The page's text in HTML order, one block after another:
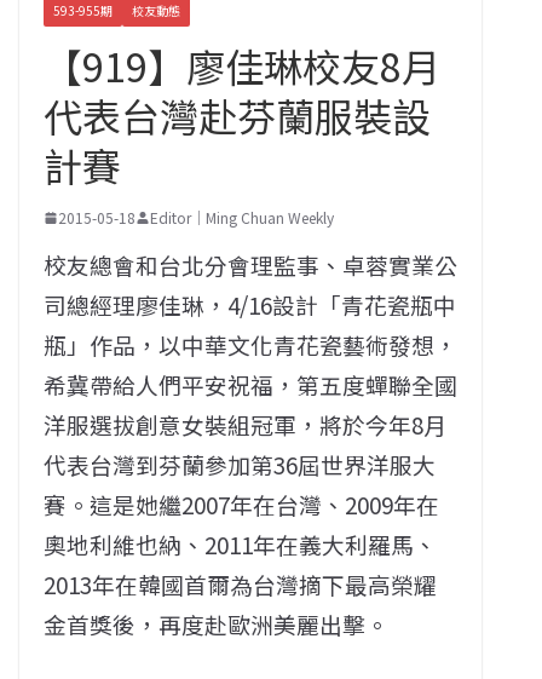
593-955期 校友動態
【919】廖佳琳校友8月
代表台灣赴芬蘭服裝設
計賽
2015-05-18 Editor｜Ming Chuan Weekly
校友總會和台北分會理監事、卓蓉實業公
司總經理廖佳琳，4/16設計「青花瓷瓶中
瓶」作品，以中華文化青花瓷藝術發想，
希冀帶給人們平安祝福，第五度蟬聯全國
洋服選拔創意女裝組冠軍，將於今年8月
代表台灣到芬蘭參加第36屆世界洋服大
賽。這是她繼2007年在台灣、2009年在
奧地利維也納、2011年在義大利羅馬、
2013年在韓國首爾為台灣摘下最高榮耀
金首獎後，再度赴歐洲美麗出擊。